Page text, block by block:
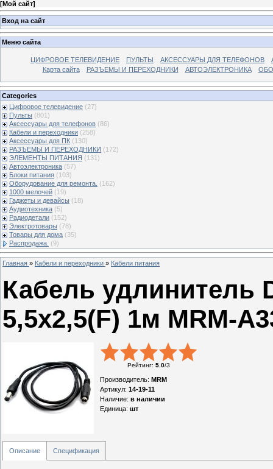
[Мой сайт]
Вход на сайт
Меню сайта
ЦИФРОВОЕ ТЕЛЕВИДЕНИЕ ПУЛЬТЫ АКСЕССУАРЫ ДЛЯ ТЕЛЕФОНОВ
Карта сайта
РАЗЪЕМЫ И ПЕРЕХОДНИКИ АВТОЭЛЕКТРОНИКА
Categories
Цифровое телевидение (27)
Пульты (801)
Аксессуары для телефонов (86)
Кабели и переходники (258)
Аксессуары для ПК (130)
РАЗЪЕМЫ И ПЕРЕХОДНИКИ (172)
ЭЛЕМЕНТЫ ПИТАНИЯ (131)
Автоэлектроника (57)
Блоки питания (103)
Оборудование для ремонта. (162)
1000 мелочей (19)
Гаджеты и девайсы (18)
Аудиотехника (5)
Радиодетали (152)
Электротовары (78)
Товары для дома (35)
Распродажа. (9)
Главная » Кабели и переходники » Кабели питания
Кабель удлинитель
5,5x2,5(F) 1м MRM-
Рейтинг: 5.0/3
Производитель: MRM
Артикул: 14-19-11
Наличие: в наличии
Единица: шт
Описание Спецификация